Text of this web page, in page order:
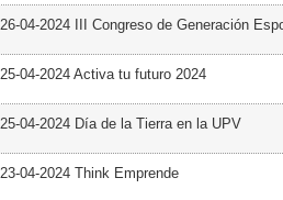
26-04-2024 III Congreso de Generación
25-04-2024 Activa tu futuro 2024
25-04-2024 Día de la Tierra en la UPV
23-04-2024 Think Emprende